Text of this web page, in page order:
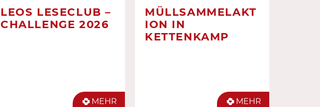
LEOS LESECLUB –
CHALLENGE 2026
MEHR
MÜLLSAMMELAKT
ION IN
KETTENKAMP
MEHR